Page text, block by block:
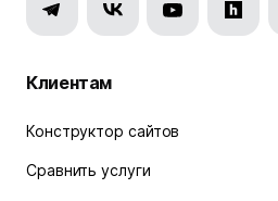
Клиентам
Конструктор сайтов
Сравнить услуги